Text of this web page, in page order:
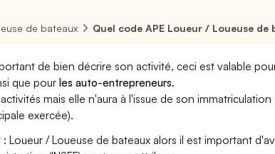
de bateaux Quel code APE Loueur / Loueuse de
de bien décrire son activité, ceci est valable
que pourles auto-entrepreneurs.
mais elle n'aura à l'issue de son
exercée).
/ Loueuse de bateaux alors il est important